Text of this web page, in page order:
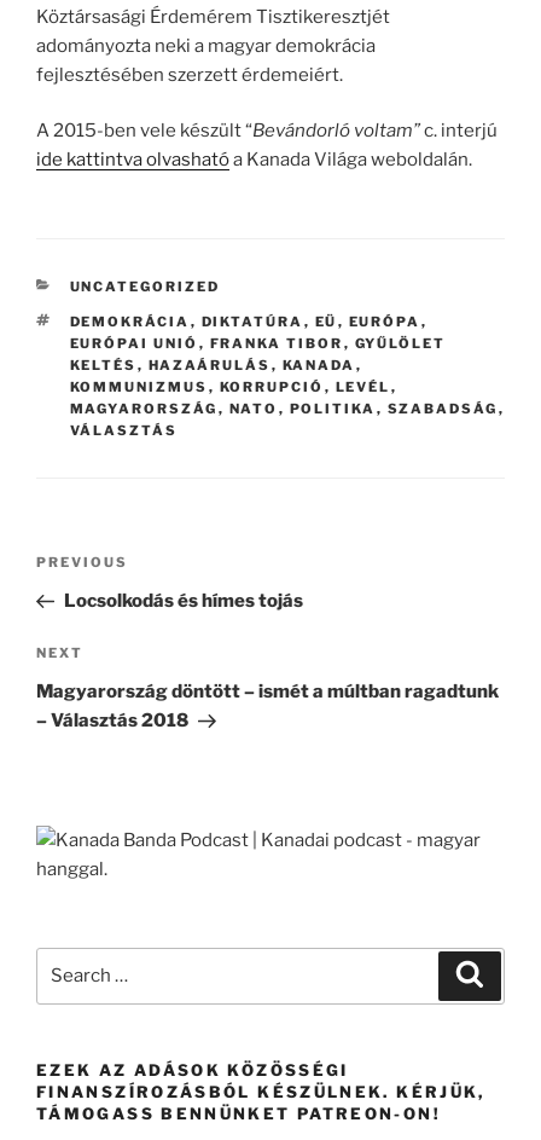
Köztársasági Érdemérem Tisztikeresztjét
adományozta neki a magyar demokrácia
fejlesztésében szerzett érdemeiért.
A 2015-ben vele készült “Bevándorló voltam”c. interjú
ide kattintva olvashatóa Kanada Világa weboldalán.
CATEGORIES
UNCATEGORIZED
TAGS
DEMOKRÁCIA , DIKTATÚRA , EÜ , EURÓPA ,
EURÓPAI UNIÓ , FRANKA TIBOR , GYŰLÖLET
KELTÉS , HAZAÁRULÁS , KANADA ,
KOMMUNIZMUS , KORRUPCIÓ , LEVÉL ,
MAGYARORSZÁG , NATO , POLITIKA , SZABADSÁG ,
VÁLASZTÁS
Previous
Post
PREVIOUS
Locsolkodás és hímes tojás
Next
Post
NEXT
Magyarország döntött – ismét a múltban ragadtunk
– Választás 2018
EZEK AZ ADÁSOK KÖZÖSSÉGI
FINANSZÍROZÁSBÓL KÉSZÜLNEK. KÉRJÜK,
TÁMOGASS BENNÜNKET PATREON-ON!